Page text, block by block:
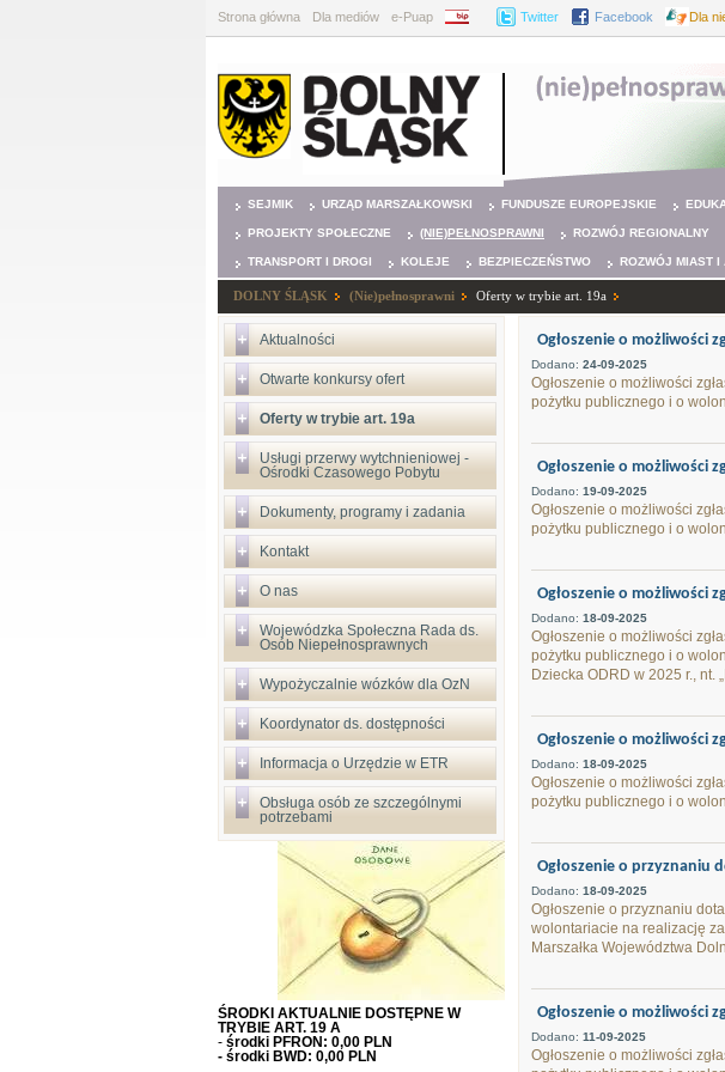
Strona główna Dla mediów e-Puap BIP Twitter Facebook Dla
SEJMIK URZĄD MARSZAŁKOWSKI FUNDUSZE EUROPEJSKIE
PROJEKTY SPOŁECZNE (NIE)PEŁNOSPRAWNI ROZWÓJ REGIONALNY
TRANSPORT I DROGI KOLEJE BEZPIECZEŃSTWO ROZWÓJ MIAST I
DOLNY ŚLĄSK (Nie)pełnosprawni Oferty w trybie art. 19a
Aktualności
Otwarte konkursy ofert
Oferty w trybie art. 19a
Usługi przerwy wytchnieniowej -
Ośrodki Czasowego Pobytu
Dokumenty, programy i zadania
Kontakt
O nas
Wojewódzka Społeczna Rada ds.
Osób Niepełnosprawnych
Wypożyczalnie wózków dla OzN
Koordynator ds. dostępności
Informacja o Urzędzie w ETR
Obsługa osób ze szczególnymi
potrzebami
ŚRODKI AKTUALNIE DOSTĘPNE W
TRYBIE ART. 19 A
- środki PFRON: 0,00 PLN
- środki BWD: 0,00 PLN
Ogłoszenie o możliwości
Dodano: 24-09-2025
Ogłoszenie o możliwości
pożytku publicznego i o
Ogłoszenie o możliwości
Dodano: 19-09-2025
Ogłoszenie o możliwości
pożytku publicznego i o
Ogłoszenie o możliwości
Dodano: 18-09-2025
Ogłoszenie o możliwości
pożytku publicznego i o
Dziecka ODRD w 2025 r., nt.
Ogłoszenie o możliwości
Dodano: 18-09-2025
Ogłoszenie o możliwości
pożytku publicznego i o
Ogłoszenie o przyznaniu
Dodano: 18-09-2025
Ogłoszenie o przyznaniu
wolontariacie na realizację
Marszałka Województwa
Ogłoszenie o możliwości
Dodano: 11-09-2025
Ogłoszenie o możliwości